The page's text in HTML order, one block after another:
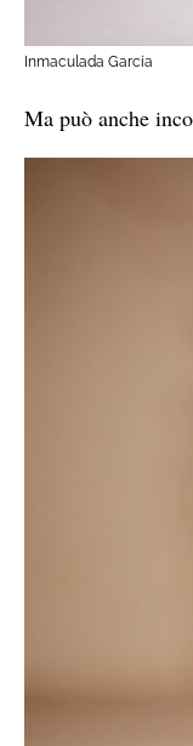
Inmaculada Garcia
Ma può anche